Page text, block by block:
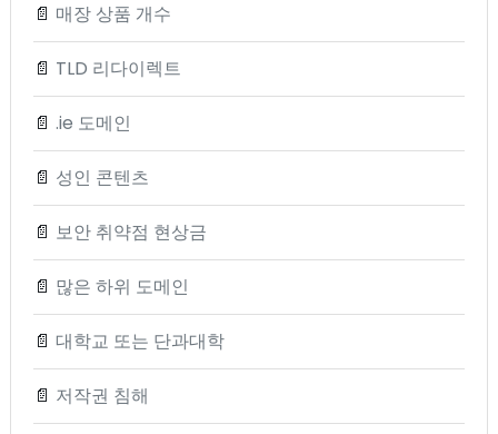
📄 매장 상품 개수
📄 TLD 리다이렉트
📄 .ie 도메인
📄 성인 콘텐츠
📄 보안 취약점 현상금
📄 많은 하위 도메인
📄 대학교 또는 단과대학
📄 저작권 침해